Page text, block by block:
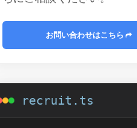
お問い合わせはこちら
recruit.ts